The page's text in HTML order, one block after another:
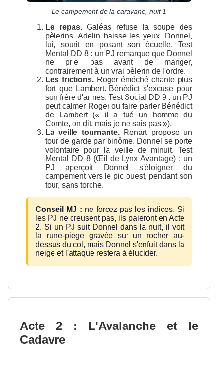
Le campement de la caravane, nuit 1
Le repas.Galéas refuse la soupe des
pèlerins. Adelin baisse les yeux. Donnel,
lui, sourit en posant son écuelle. Test
Mental DD 8 : un PJ remarque que Donnel
ne prie pas avant de manger,
contrairement à un vrai pèlerin de l'ordre.
Les frictions.Roger éméché chante plus
fort que Lambert. Bénédict s'excuse pour
son frère d'armes. Test Social DD 9 : un PJ
peut calmer Roger ou faire parler Bénédict
de Lambert (« il a tué un homme du
Comte, on dit, mais je ne sais pas »).
La veille tournante.Renart propose un
tour de garde par binôme. Donnel se porte
volontaire pour la veille de minuit. Test
Mental DD 8 (Œil de Lynx Avantage) : un
PJ aperçoit Donnel s'éloigner du
campement vers le pic ouest, pendant son
tour, sans torche.
Conseil MJ : ne forcez pas les indices. Si
les PJ ne creusent pas, ils paieront en Acte
2. Si un PJ suit Donnel dans la nuit, il voit
la rune-piège gravée sur un rocher au-
dessus du col, mais Donnel s'enfuit dans la
neige et l'attaque restera à élucider.
Acte 2 : L'Avalanche et le
Cadavre